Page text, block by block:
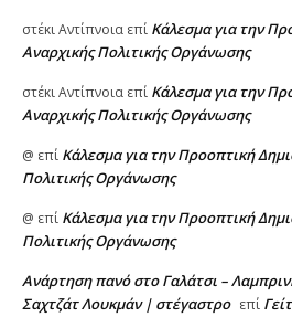
στέκι Αντίπνοια επί Κάλεσμα για την
Αναρχικής Πολιτικής Οργάνωσης
στέκι Αντίπνοια επί Κάλεσμα για την
Αναρχικής Πολιτικής Οργάνωσης
@ επί Κάλεσμα για την Προοπτική
Πολιτικής Οργάνωσης
@ επί Κάλεσμα για την Προοπτική
Πολιτικής Οργάνωσης
Ανάρτηση πανό στο Γαλάτσι –
Σαχτζάτ Λουκμάν | στέγαστρο επί